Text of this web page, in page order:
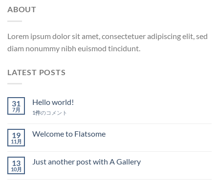
ABOUT
Lorem ipsum dolor sit amet, consectetuer adipiscing elit, sed
diam nonummy nibh euismod tincidunt.
LATEST POSTS
31
7月
Hello world!
1件のコメント
19
11月
Welcome to Flatsome
13
10月
Just another post with A Gallery